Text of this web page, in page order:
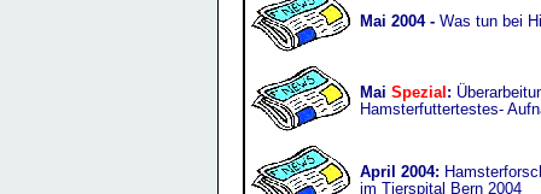
Mai 2004 - Was tun bei
Mai Spezial :
Hamsterfuttertestes-
April 2004:
im Tierspital Bern 2004